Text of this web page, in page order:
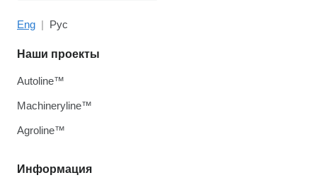
Eng Рус
Информация
Наши проекты
Autoline™
Machineryline™
Agroline™